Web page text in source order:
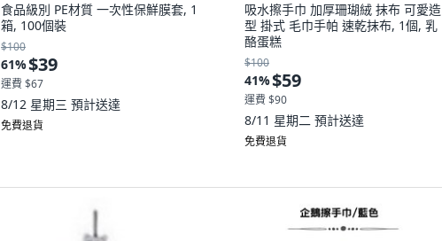
食品級別 PE材質 一次性保鮮膜套, 1
箱, 100個裝
$100
61%$39
運費 $67
8/12 星期三 預計送達
免費退貨
吸水擦手巾 加厚珊瑚絨 抹布 可愛造
型 掛式 毛巾手帕 速乾抹布, 1個, 乳
酪蛋糕
$100
41%$59
運費 $90
8/11 星期二 預計送達
免費退貨